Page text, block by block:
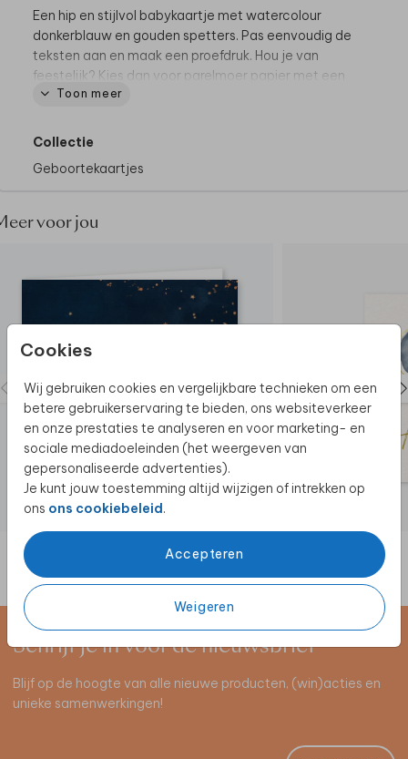
Cookies
Wij gebruiken cookies en vergelijkbare technieken om een
betere gebruikerservaring te bieden, ons websiteverkeer
en onze prestaties te analyseren en voor marketing- en
sociale mediadoeleinden (het weergeven van
gepersonaliseerde advertenties).
Je kunt jouw toestemming altijd wijzigen of intrekken op
ons ons cookiebeleid.
Accepteren
Weigeren
Een hip en stijlvol babykaartje met watercolour
donkerblauw en gouden spetters. Pas eenvoudig de
teksten aan en maak een proefdruk. Hou je van
feestelijk? Kies dan voor parelmoer papier met een
bijpassende envelop.
Toon meer
Collectie
Geboortekaartjes
voor jou
Schrijf je in voor de nieuwsbrief
Blijf op de hoogte van alle nieuwe producten, (win)acties en
unieke samenwerkingen!